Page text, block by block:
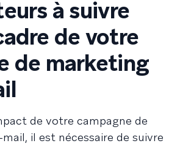
à suivre
de votre
de marketing
de votre campagne de
il est nécessaire de suivre